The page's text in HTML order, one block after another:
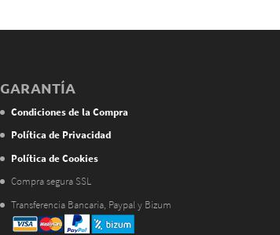
GARANTÍA
Condiciones de la Compra
Política de Privacidad
Política de Cookies
Compra segura SSL
Transferencia Bancaria, Paypal y Bizum